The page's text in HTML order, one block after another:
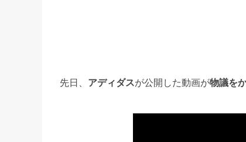
先日、 アディダスが公開した動画が物議を